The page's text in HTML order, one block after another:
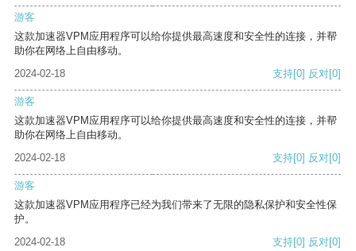
游客
这款加速器VPM应用程序可以给你提供最高速度和安全性的连接，并帮
助你在网络上自由移动。
2024-02-18
支持[0] 反对[0]
游客
这款加速器VPM应用程序可以给你提供最高速度和安全性的连接，并帮
助你在网络上自由移动。
2024-02-18
支持[0] 反对[0]
游客
这款加速器VPM应用程序已经为我们带来了无限的隐私保护和安全性保
护。
2024-02-18
支持[0] 反对[0]